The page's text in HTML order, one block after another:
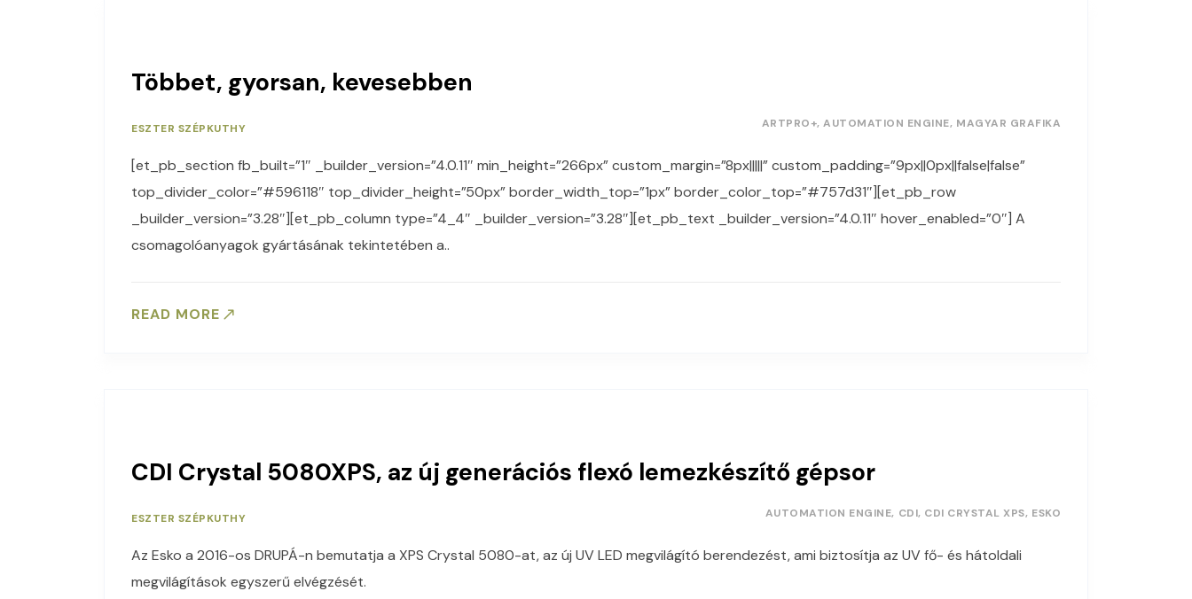
Többet, gyorsan, kevesebben
ESZTER SZÉPKUTHY ARTPRO+ AUTOMATION ENGINE MAGYAR GRAFIKA
[et_pb_section fb_built=”1″ _builder_version=”4.0.11″ min_height=”266px” custom_margin=”8px|||||” custom_padding=”9px||0px||false|false”
top_divider_color=”#596118″ top_divider_height=”50px” border_width_top=”1px” border_color_top=”#757d31″][et_pb_row
_builder_version=”3.28″][et_pb_column type=”4_4″ _builder_version=”3.28″][et_pb_text _builder_version=”4.0.11″ hover_enabled=”0″] A
csomagolóanyagok gyártásának tekintetében a..
READ MORE
CDI Crystal 5080XPS, az új generációs flexó lemezkészítő gépsor
ESZTER SZÉPKUTHY AUTOMATION ENGINE CDI CDI CRYSTAL XPS ESKO
Az Esko a 2016-os DRUPÁ-n bemutatja a XPS Crystal 5080-at, az új UV LED megvilágító berendezést, ami biztosítja az UV fő- és hátoldali
megvilágítások egyszerű elvégzését.